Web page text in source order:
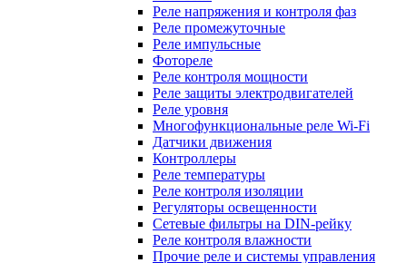
Реле напряжения и контроля фаз
Реле промежуточные
Реле импульсные
Фотореле
Реле контроля мощности
Реле защиты электродвигателей
Реле уровня
Многофункциональные реле Wi-Fi
Датчики движения
Контроллеры
Реле температуры
Реле контроля изоляции
Регуляторы освещенности
Сетевые фильтры на DIN-рейку
Реле контроля влажности
Прочие реле и системы управления